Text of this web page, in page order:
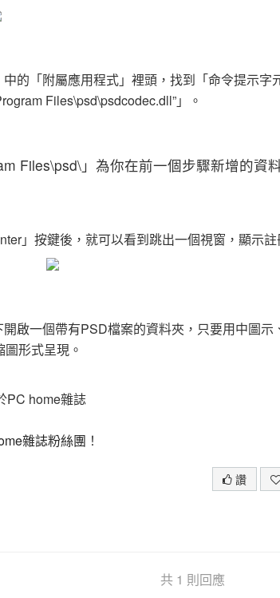
的「附屬應用程式」裡頭，找到「命令提示字
Files\psd\psdcodec.dll”」。
Files\psd\」為你在前一個步驟新增的資
」按鍵後，就可以看到跳出一個視窗，顯示註
啟一個帶有PSD檔案的資料夾，只要用中圖
形式呈現。
PC home雜誌
雜誌粉絲團 ！
讚
共 1 則回應